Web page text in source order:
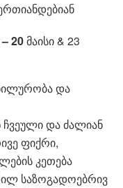
20მაისი & 23
და
და ძალიან
ფიქრი,
კეთება
საზოგადოებრივ